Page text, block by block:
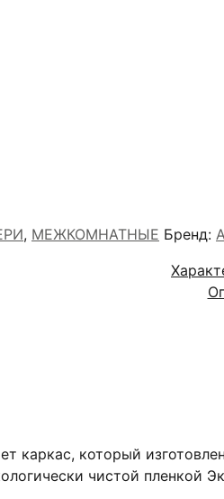
, МЕЖКОМНАТНЫЕ Бренд:
каркас, который
чистой пленкой